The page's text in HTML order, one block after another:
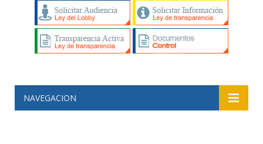
NAVEGACION